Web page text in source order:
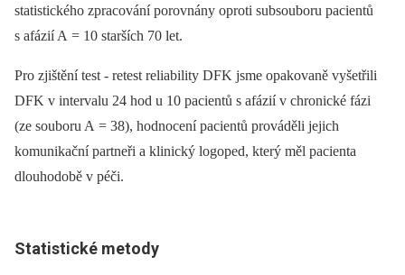
statistického zpracování porovnány oproti subsouboru pa­cientů
s afázií A = 10 starších 70 let.
Pro zjištění test ‑⁠ retest reliability DFK jsme opakovaně vyšetřili
DFK v intervalu 24 hod u 10 pa­cientů s afázií v chronické fázi
(ze souboru A = 38), hodnocení pa­cientů prováděli jejich
komunikační partneři a klinický logoped, který měl pacienta
dlouhodobě v péči.
Statistické metody